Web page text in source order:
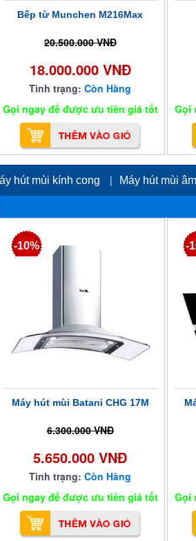
Bếp từ Munchen M216Max
20.500.000 VNĐ
18.000.000 VNĐ
Tình trạng:Còn Hàng
Gọi ngay để được ưu tiên giá tốt
Gọi
Máy hút mùi
hút mùi kính cong |
-10%
Máy hút mùi Batani CHG 17M
6.300.000 VNĐ
5.650.000 VNĐ
Tình trạng:Còn Hàng
Gọi ngay để được ưu tiên giá tốt
-
Gọi